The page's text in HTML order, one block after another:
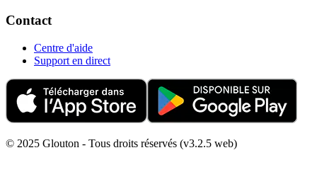
Contact
Centre d'aide
Support en direct
© 2025 Glouton - Tous droits réservés (v3.2.5 web)